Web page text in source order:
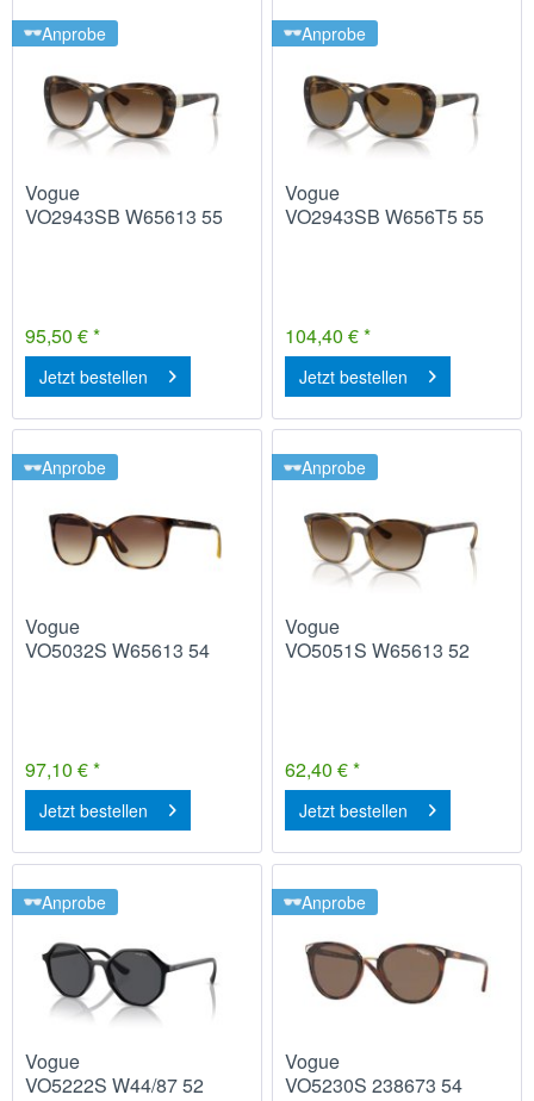
Anprobe
Vogue
VO2943SB W65613 55
95,50 € *
Jetzt bestellen
Anprobe
Vogue
VO2943SB W656T5 55
104,40 € *
Jetzt bestellen
Anprobe
Vogue
VO5032S W65613 54
97,10 € *
Jetzt bestellen
Anprobe
Vogue
VO5051S W65613 52
62,40 € *
Jetzt bestellen
Anprobe
Vogue
VO5222S W44/87 52
Anprobe
Vogue
VO5230S 238673 54